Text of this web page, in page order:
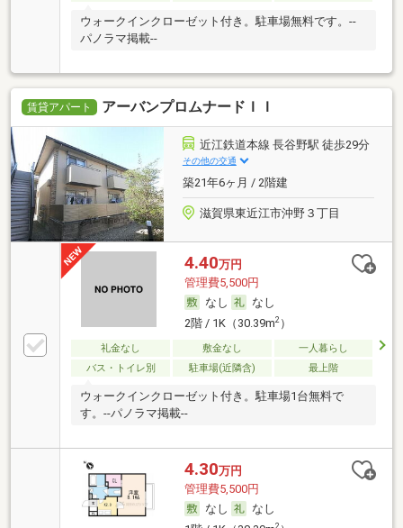
ウォークインクローゼット付き。駐車場無料です。--
パノラマ掲載--
賃貸アパート アーバンプロムナードＩＩ
近江鉄道本線 長谷野駅 徒歩29分
その他の交通
築21年6ヶ月 / 2階建
滋賀県東近江市沖野３丁目
4.40万円
管理費5,500円
なし
なし
2階 / 1K（30.39m2）
礼金なし 敷金なし
一人暮らし
バス・トイレ別
駐車場(近隣含) 最上階
ウォークインクローゼット付き。駐車場1台無料で
す。--パノラマ掲載--
4.30万円
管理費5,500円
なし
なし